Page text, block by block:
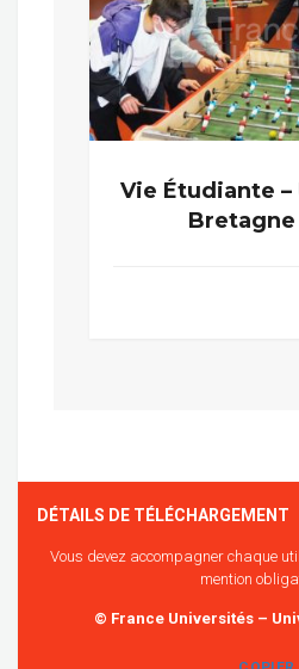
Vie Étudiante
Bretagne
DÉTAILS DE TÉLÉCHARGEMENT
Vous devez accompagner chaque
mention
© France Universités –